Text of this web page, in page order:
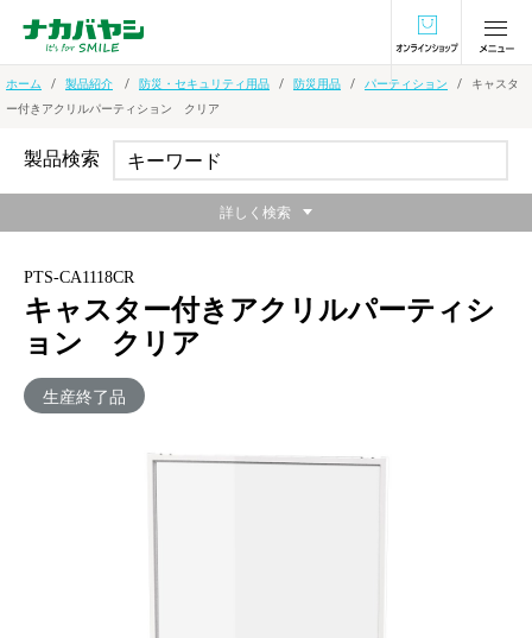
オンラインショ
ホーム 製品紹介 防災・セキュリティ用品 防災用品 パーティション
キャスタ
ー付きアクリルパーティション クリア
PTS-CA1118CR
キャスター付きアクリルパーティシ
ョン クリア
生産終了品
製品検索
詳しく検索